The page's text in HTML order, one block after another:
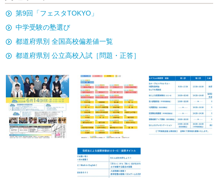
第9回「フェスタTOKYO」
中学受験の塾選び
都道府県別 全国高校偏差値一覧
都道府県別 公立高校入試［問題・正答］